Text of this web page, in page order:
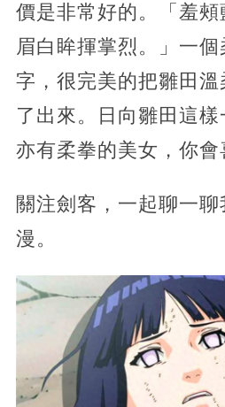
價是非常好的。「羞
眉白眸揮掌烈。」一
字，很完美的把雛田
了出來。日向雛田這樣
亦有柔拳的美女，你會
關注劍客，一起聊一
漫。